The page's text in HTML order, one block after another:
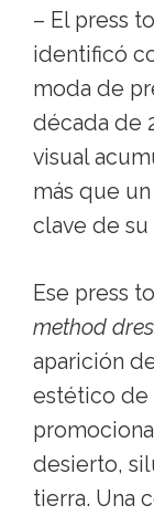
– El press
identificó
moda de
década de
visual
más que
clave de
Ese press
method
aparición
estético de
desierto,
tierra. Una